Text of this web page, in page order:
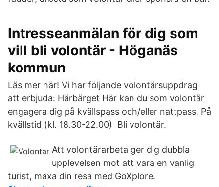
Intresseanmälan för dig som
vill bli volontär - Höganäs
kommun
Läs mer här! Vi har följande volontärsuppdrag
att erbjuda: Härbärget Här kan du som volontär
engagera dig på kvällspass och/eller nattpass. På
kvällstid (kl. 18.30-22.00) Bli volontär.
Att volontärarbeta ger dig dubbla
upplevelsen mot att vara en vanlig
turist, maxa din resa med GoXplore.